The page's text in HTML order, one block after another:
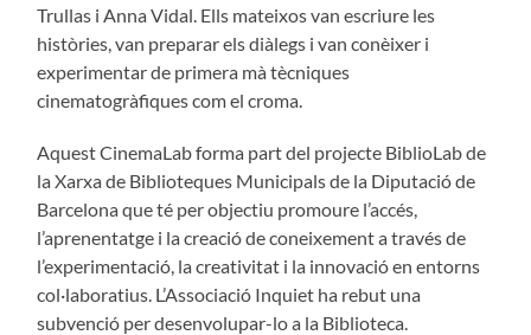
Trullas i Anna Vidal. Ells mateixos van escriure les
històries, van preparar els diàlegs i van conèixer i
experimentar de primera mà tècniques
cinematogràfiques com el croma.
Aquest CinemaLab forma part del projecte BiblioLab de
la Xarxa de Biblioteques Municipals de la Diputació de
Barcelona que té per objectiu promoure l’accés,
l’aprenentatge i la creació de coneixement a través de
l’experimentació, la creativitat i la innovació en entorns
col·laboratius. L’Associació Inquiet ha rebut una
subvenció per desenvolupar-lo a la Biblioteca.